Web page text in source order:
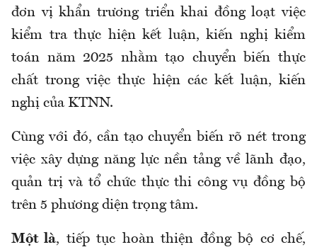
đơn vị khẩn trương triển khai đồng loạt việc
kiểm tra thực hiện kết luận, kiến nghị kiểm
toán năm 2025 nhằm tạo chuyển biến thực
chất trong việc thực hiện các kết luận, kiến
nghị của KTNN.
Cùng với đó, cần tạo chuyển biến rõ nét trong
việc xây dựng năng lực nền tảng về lãnh đạo,
quản trị và tổ chức thực thi công vụ đồng bộ
trên 5 phương diện trọng tâm.
Một là, tiếp tục hoàn thiện đồng bộ cơ chế,